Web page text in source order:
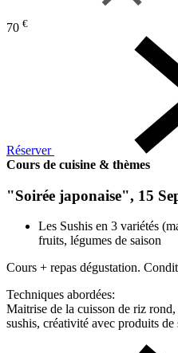
70 €
Réserver
Cours de cuisine & thèmes
"Soirée japonaise", 15
Les Sushis en 3 variétés
fruits, légumes de saison
Cours + repas dégustation.
Techniques abordées:
Maitrise de la cuisson de riz
sushis, créativité avec produits de